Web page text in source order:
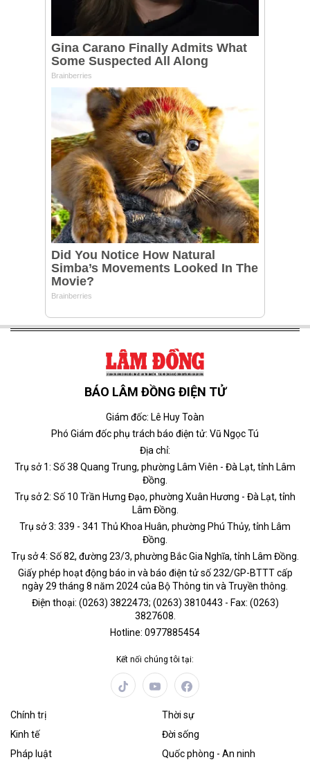
BÁO LÂM ĐỒNG ĐIỆN TỬ
Giám đốc: Lê Huy Toàn
Phó Giám đốc phụ trách báo điện tử: Vũ Ngọc Tú
Địa chỉ:
Trụ sở 1: Số 38 Quang Trung, phường Lâm Viên - Đà Lạt, tỉnh Lâm
Đồng.
Trụ sở 2: Số 10 Trần Hưng Đạo, phường Xuân Hương - Đà Lạt, tỉnh
Lâm Đồng.
Trụ sở 3: 339 - 341 Thủ Khoa Huân, phường Phú Thủy, tỉnh Lâm
Đồng.
Trụ sở 4: Số 82, đường 23/3, phường Bắc Gia Nghĩa, tỉnh Lâm Đồng.
Giấy phép hoạt động báo in và báo điện tử số 232/GP-BTTT cấp
ngày 29 tháng 8 năm 2024 của Bộ Thông tin và Truyền thông.
Điện thoại: (0263) 3822473; (0263) 3810443 - Fax: (0263)
3827608.
Hotline: 0977885454
Kết nối chúng tôi tại:
Chính trị
Thời sự
Kinh tế
Đời sống
Pháp luật
Quốc phòng - An ninh